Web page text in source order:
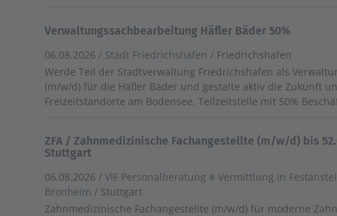
Verwaltungssachbearbeitung Häfler Bäder 50%
06.08.2026 / Stadt Friedrichshafen / Friedrichshafen
Werde Teil der Stadtverwaltung Friedrichshafen als
(m/w/d) für die Häfler Bäder und gestalte aktiv die Zukunft
Freizeitstandorte am Bodensee. Teilzeitstelle mit 50%
ZFA / Zahnmedizinische Fachangestellte (m/w/d) bis
Stuttgart
06.08.2026 /VIF Personalberatung # Vermittlung in
Bronheim / Stuttgart
Zahnmedizinische Fachangestellte (m/w/d) für moderne